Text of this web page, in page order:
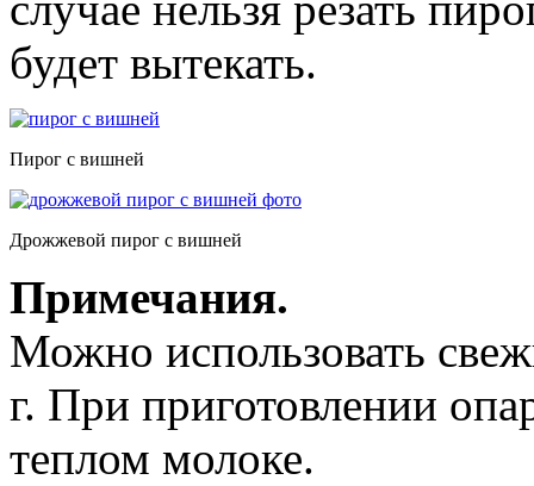
будет вытекать.
Пирог с вишней
Дрожжевой пирог с вишней
Примечания.
Можно использовать
г. При приготовлении
теплом молоке.